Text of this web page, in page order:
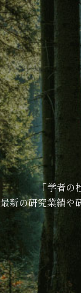
「学者の
最新の研究業績や